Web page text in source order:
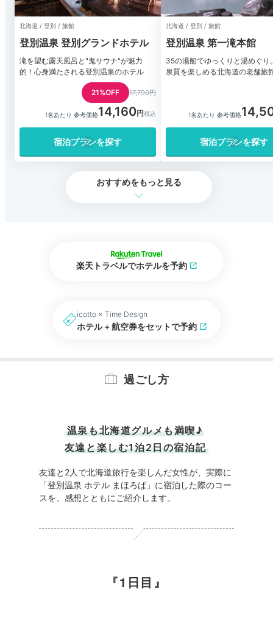
北海道 / 登別 / 旅館
登別温泉 登別グランドホテル
滝を望む露天風呂と"鬼サウナ"が魅力
的！心身満たされる登別温泉のホテル
21%OFF 17,790円
1名あたり 参考価格14,160
宿泊プランを探す
北海道 / 登別 / 旅館
登別温泉 第一滝本館
35の湯船でゆっくりと湯めぐり
泉質を楽しめる北海道の老舗旅
1名あたり 参考価格
宿泊プランを探す
おすすめをもっと見る
楽天トラベルでホテルを予約
icotto × Time Design
ホテル + 航空券をセットで予約
過ごし方
温泉も北海道グルメも満喫♪
友達と楽しむ1泊2日の宿泊記
友達と2人で北海道旅行を楽しんだ女性が、実際に
「登別温泉 ホテル まほろば」に宿泊した際のコー
スを、感想とともにご紹介します。
1日目